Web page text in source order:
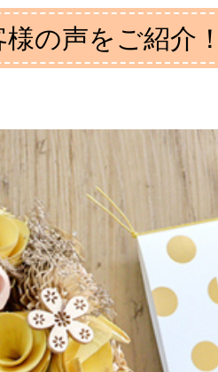
の声をご紹介！